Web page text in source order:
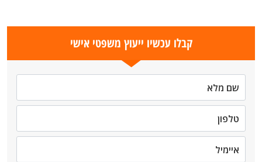
קבלו עכשיו ייעוץ משפטי אישי